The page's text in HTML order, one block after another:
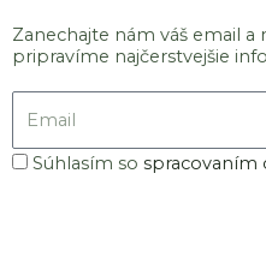
Zanechajte nám váš email a
pripravíme najčerstvejšie
Súhlas
Súhlasím so spracovaním